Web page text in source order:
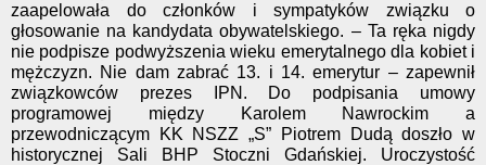
zaapelowała do członków i sympatyków związku o
głosowanie na kandydata obywatelskiego. – Ta ręka nigdy
nie podpisze podwyższenia wieku emerytalnego dla kobiet i
mężczyzn. Nie dam zabrać 13. i 14. emerytur – zapewnił
związkowców prezes IPN. Do podpisania umowy
programowej między Karolem Nawrockim a
przewodniczącym KK NSZZ „S” Piotrem Dudą doszło w
historycznej Sali BHP Stoczni Gdańskiej. Uroczystość